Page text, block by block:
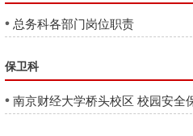
总务科各部门岗位职责
保卫科
南京财经大学桥头校区 校园安全